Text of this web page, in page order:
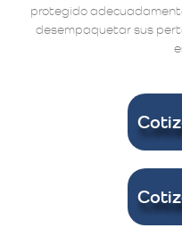
protegido
desempaquetar sus